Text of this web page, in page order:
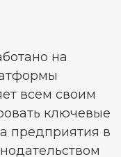
на
всем своим
ключевые
предприятия в